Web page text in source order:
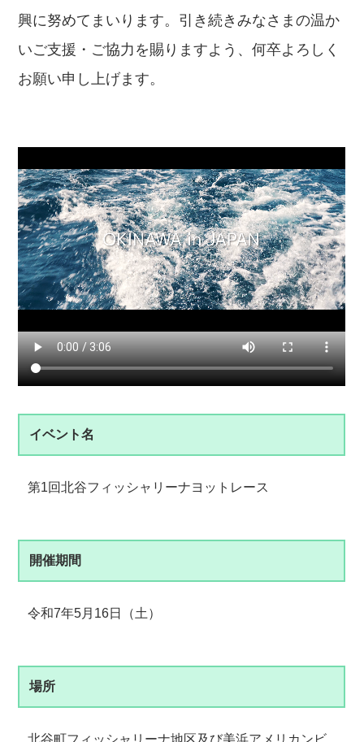
興に努めてまいります。引き続きみなさまの温か
いご支援・ご協力を賜りますよう、何卒よろしく
お願い申し上げます。
イベント名
第1回北谷フィッシャリーナヨットレース
開催期間
令和7年5月16日（土）
場所